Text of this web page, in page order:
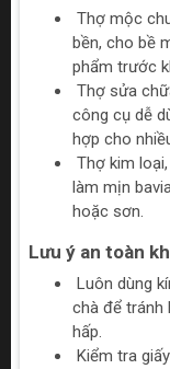
Thợ mộc
bền, cho bề
phẩm trước
Thợ sửa
công cụ dễ
hợp cho
Thợ kim
làm mịn
hoặc sơn.
Lưu ý an toàn
Luôn dùng
chà để tránh
hấp.
Kiểm tra